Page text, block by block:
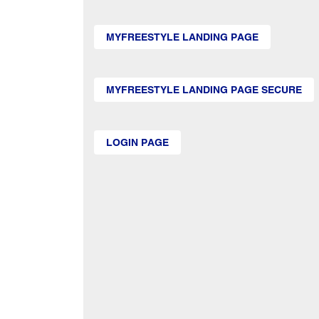
MYFREESTYLE LANDING PAGE
MYFREESTYLE LANDING PAGE SECURE
LOGIN PAGE